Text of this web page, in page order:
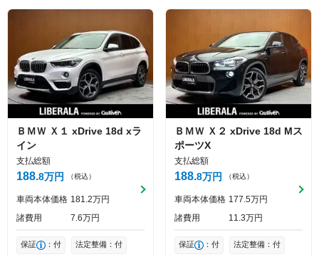
ＢＭＷ Ｘ１ xDrive 18d xラ
イン
支払総額
188 8万円 （税込）
車両本体価格 181 2万円
諸費用
7 6万円
保証 ：付 法定整備：付
ＢＭＷ Ｘ２ xDrive 18d Mス
ポーツX
支払総額
188 8万円 （税込）
車両本体価格 177 5万円
諸費用
11 3万円
保証 ：付 法定整備：付